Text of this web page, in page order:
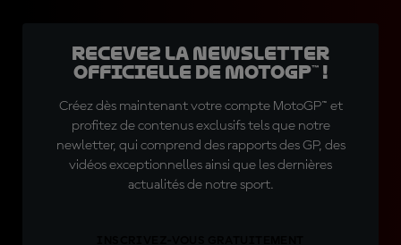
Recevez la Newsletter
officielle de MotoGP™ !
Créez dès maintenant votre compte MotoGP™ et
profitez de contenus exclusifs tels que notre
newletter, qui comprend des rapports des GP, des
vidéos exceptionnelles ainsi que les dernières
actualités de notre sport.